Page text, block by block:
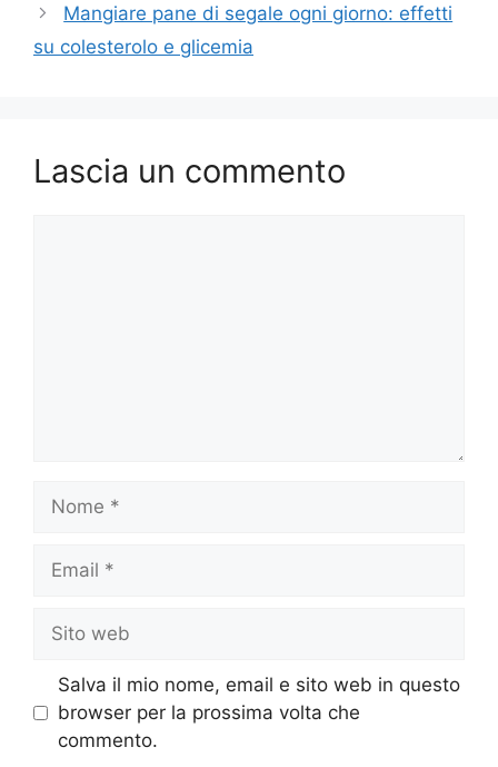
Mangiare pane di segale ogni giorno: effetti
su colesterolo e glicemia
Lascia un commento
web
Salva il mio nome, email e sito web in questo
browser per la prossima volta che
commento.